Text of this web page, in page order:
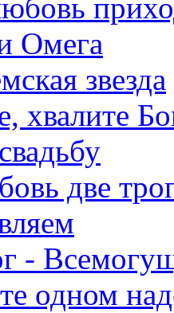
Омега
звезда
хвалите
две
-
одном